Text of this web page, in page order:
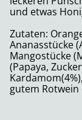
und etwas
Zutaten:
Ananasstücke
Mangostücke
(Papaya,
gutem